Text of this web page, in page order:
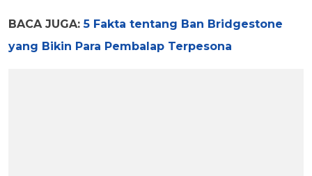
BACA JUGA: 5 Fakta tentang Ban Bridgestone
yang Bikin Para Pembalap Terpesona